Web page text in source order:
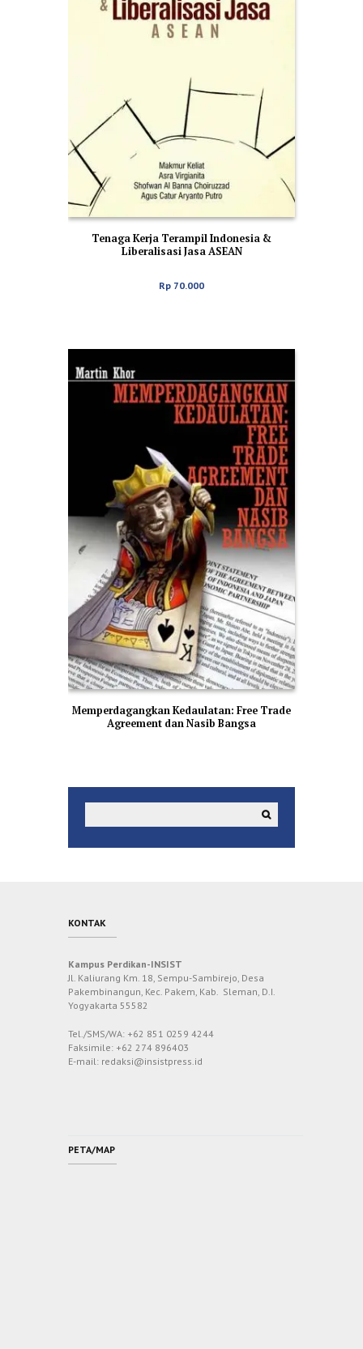
Tenaga Kerja Terampil Indonesia &
Liberalisasi Jasa ASEAN
Rp 70.000
Memperdagangkan Kedaulatan: Free Trade
Agreement dan Nasib Bangsa
KONTAK
Kampus Perdikan-INSIST
Jl. Kaliurang Km. 18, Sempu-Sambirejo, Desa
Pakembinangun, Kec. Pakem, Kab. Sleman, D.I.
Yogyakarta 55582
Tel./SMS/WA: +62 851 0259 4244
Faksimile: +62 274 896403
E-mail: redaksi@insistpress.id
PETA/MAP